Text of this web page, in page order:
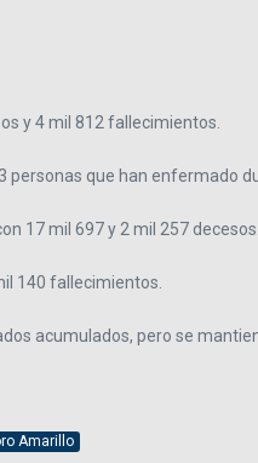
y 4 mil 812 fallecimientos.
personas que han enfermado
17 mil 697 y 2 mil 257 decesos.
140 fallecimientos.
acumulados, pero se
Amarillo